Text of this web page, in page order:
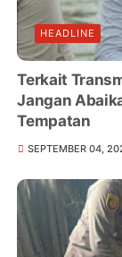
HEADLINE
Terkait
Jangan
Tempatan
SEPTEMBER 04,